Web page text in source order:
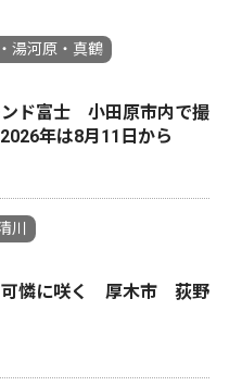
湯河原・真鶴
ンド富士 小田原市内で撮
年は8月11日から
川
可憐に咲く 厚木市 荻野